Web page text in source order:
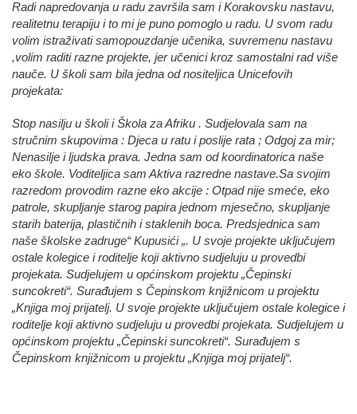
Radi napredovanja u radu završila sam i Korakovsku nastavu,
realitetnu terapiju i to mi je puno pomoglo u radu. U svom radu
volim istraživati samopouzdanje učenika, suvremenu nastavu
,volim raditi razne projekte, jer učenici kroz samostalni rad više
nauče. U školi sam bila jedna od nositeljica Unicefovih
projekata:
Stop nasilju u školi i Škola za Afriku . Sudjelovala sam na
stručnim skupovima : Djeca u ratu i poslije rata ; Odgoj za mir;
Nenasilje i ljudska prava. Jedna sam od koordinatorica naše
eko škole. Voditeljica sam Aktiva razredne nastave.Sa svojim
razredom provodim razne eko akcije : Otpad nije smeće, eko
patrole, skupljanje starog papira jednom mjesečno, skupljanje
starih baterija, plastičnih i staklenih boca. Predsjednica sam
naše školske zadruge“ Kupusići „. U svoje projekte uključujem
ostale kolegice i roditelje koji aktivno sudjeluju u provedbi
projekata. Sudjelujem u općinskom projektu „Čepinski
suncokreti“. Surađujem s Čepinskom knjižnicom u projektu
„Knjiga moj prijatelj. U svoje projekte uključujem ostale kolegice i
roditelje koji aktivno sudjeluju u provedbi projekata. Sudjelujem u
općinskom projektu „Čepinski suncokreti“. Surađujem s
Čepinskom knjižnicom u projektu „Knjiga moj prijatelj“.